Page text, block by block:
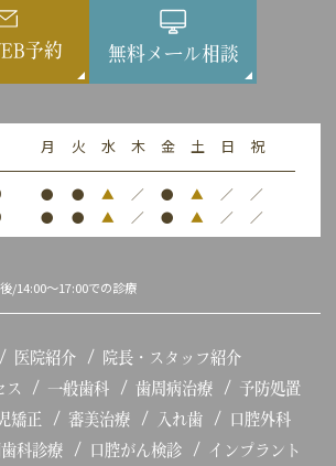
予約 無料メール相談
月 火 水 木 金 土 日 祝
● ● ▲ ／ ● ▲ ／ ／
● ● ▲ ／ ● ▲ ／ ／
/14:00～17:00での診療
医院紹介
院長・スタッフ紹介
ス
一般歯科 歯周病治療
予防処置
矯正 審美治療 入れ歯
口腔外科
科診療 口腔がん検診
インプラント